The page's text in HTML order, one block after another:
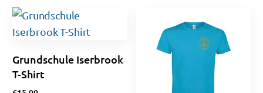
Optionen wählen
Grundschule Iserbrook
T-Shirt